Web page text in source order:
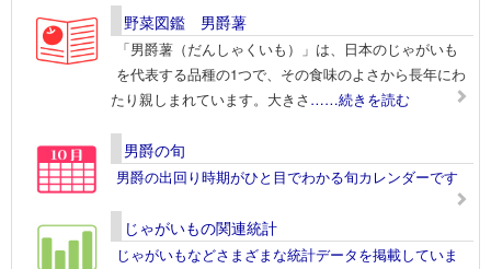
野菜図鑑 男爵薯
「男爵薯（だんしゃくいも）」は、日本のじゃがいも
を代表する品種の1つで、その食味のよさから長年にわ
たり親しまれています。大きさ ……続きを読む
男爵の旬
男爵の出回り時期がひと目でわかる旬カレンダーです
じゃがいもの関連統計
じゃがいもなどさまざまな統計データを掲載していま